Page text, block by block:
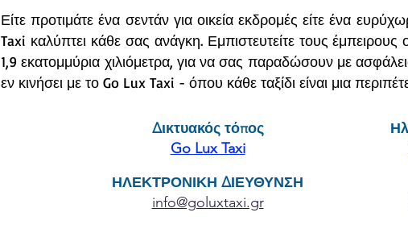
Είτε προτιμάτε ένα σεντάν για οικεία εκδρομές είτε ένα
Taxi καλύπτει κάθε σας ανάγκη. Εμπιστευτείτε τους
1,9 εκατομμύρια χιλιόμετρα, για να σας παραδώσουν με
εν κινήσει με το Go Lux Taxi - όπου κάθε ταξίδι είναι μια
Δικτυακός τόπος
Go Lux Taxi
ΗΛΕΚΤΡΟΝΙΚΗ ΔΙΕΥΘΥΝΣΗ
info@goluxtaxi.gr